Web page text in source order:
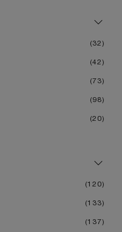
32
42
73
98
20
120
133
137